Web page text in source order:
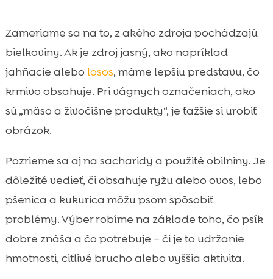
Zameriame sa na to, z akého zdroja pochádzajú
bielkoviny. Ak je zdroj jasný, ako napríklad
jahňacie alebo losos, máme lepšiu predstavu, čo
krmivo obsahuje. Pri vágnych označeniach, ako
sú „mäso a živočíšne produkty“, je ťažšie si urobiť
obrázok.
Pozrieme sa aj na sacharidy a použité obilniny. Je
dôležité vedieť, či obsahuje ryžu alebo ovos, lebo
pšenica a kukurica môžu psom spôsobiť
problémy. Výber robíme na základe toho, čo psík
dobre znáša a čo potrebuje – či je to udržanie
hmotnosti, citlivé brucho alebo vyššia aktivita.